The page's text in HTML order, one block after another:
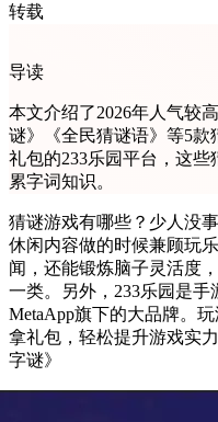
转载
导读
本文介绍了2026年人气较
谜》《全民猜谜语》等5
礼包的233乐园平台，这
累字词知识。
猜谜游戏有哪些？少人没
休闲内容做的时候兼顾玩
闻，还能锻炼脑子灵活度
一类。另外，233乐园是手
MetaApp旗下的大品牌。
拿礼包，轻松提升游戏实力，玩
字谜》